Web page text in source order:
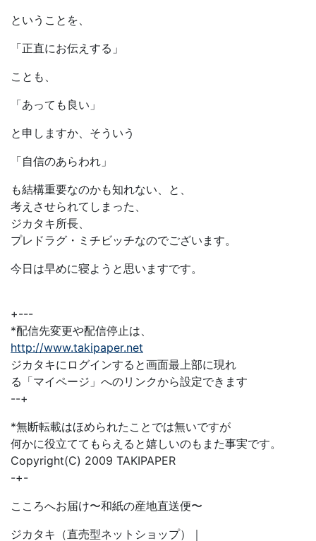
ということを、
「正直にお伝えする」
ことも、
「あっても良い」
と申しますか、そういう
「自信のあらわれ」
も結構重要なのかも知れない、と、
考えさせられてしまった、
ジカタキ所長、
プレドラグ・ミチビッチなのでございます。
今日は早めに寝ようと思いますです。
+---
*配信先変更や配信停止は、
http://www.takipaper.net
ジカタキにログインすると画面最上部に現れ
る「マイページ」へのリンクから設定できます
--+
*無断転載はほめられたことでは無いですが
何かに役立ててもらえると嬉しいのもまた事実です。
Copyright(C) 2009 TAKIPAPER
-+-
こころへお届け〜和紙の産地直送便〜
ジカタキ（直売型ネットショップ）｜